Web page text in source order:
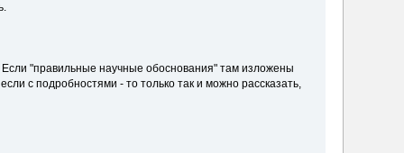
"правильные научные обоснования" там изложены
с подробностями - то только так и можно рассказать,